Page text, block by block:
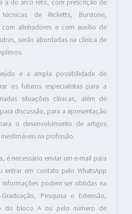
a do arco reto, com prescrição de
de Ricketts, Burstone,
com alinhadores e com auxílio de
serão abordadas na clínica de
e a ampla possibilidade de
os futuros especialistas para a
situações clínicas, além de
discussão, para a apresentação
o desenvolvimento de artigos
na profissão.
é necessário enviar um e-mail para
entrar em contato pelo WhatsApp
informações podem ser obtidas na
Pesquisa e Extensão,
do bloco A ou pelo número de